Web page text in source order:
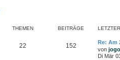
THEMEN BEITRÄGE
22 152
Re: Am
von jogo
Di Mär